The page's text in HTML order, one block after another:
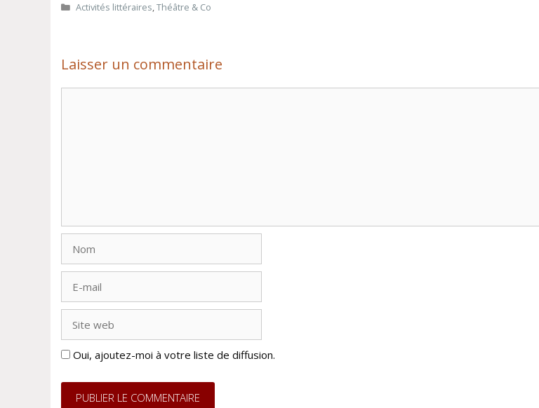
Catégories
Activités littéraires,Théâtre & Co
Laisser un commentaire
mail
web
Oui, ajoutez-moi à votre liste de diffusion.